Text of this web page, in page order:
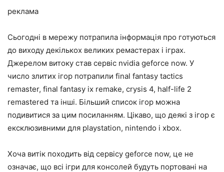
реклама
Сьогодні в мережу потрапила інформація про готуються
до виходу декількох великих ремастерах і іграх.
Джерелом витоку став сервіс nvidia geforce now. У
число злитих ігор потрапили final fantasy tactics
remaster, final fantasy ix remake, crysis 4, half-life 2
remastered та інші. Більший список ігор можна
подивитися за цим посиланням. Цікаво, що деякі з ігор є
ексклюзивними для playstation, nintendo і xbox.
Хоча витік походить від сервісу geforce now, це не
означає, що всі ігри для консолей будуть портовані на